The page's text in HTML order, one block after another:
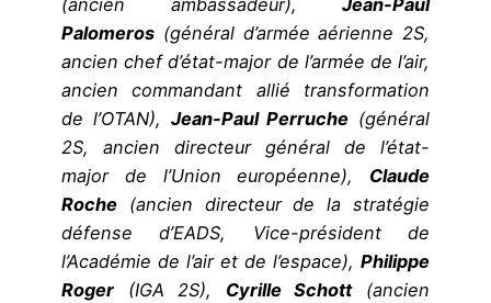
Palomeros (général d’armée aérienne 2S,
ancien chef d’état-major de l’armée de l’air,
ancien commandant allié transformation
de l’OTAN), Jean-Paul Perruche (général
2S, ancien directeur général de l’état-
major de l’Union européenne), Claude
Roche (ancien directeur de la stratégie
défense d’EADS, Vice-président de
l’Académie de l’air et de l’espace), Philippe
Roger (IGA 2S), Cyrille Schott(ancien